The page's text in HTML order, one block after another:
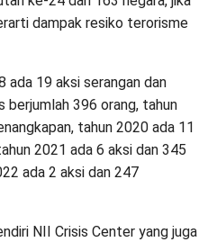
dampak resiko terorisme
ada 19 aksi serangan dan
396 orang, tahun
tahun 2020 ada 11
2021 ada 6 aksi dan 345
ada 2 aksi dan 247
NII Crisis Center yang juga